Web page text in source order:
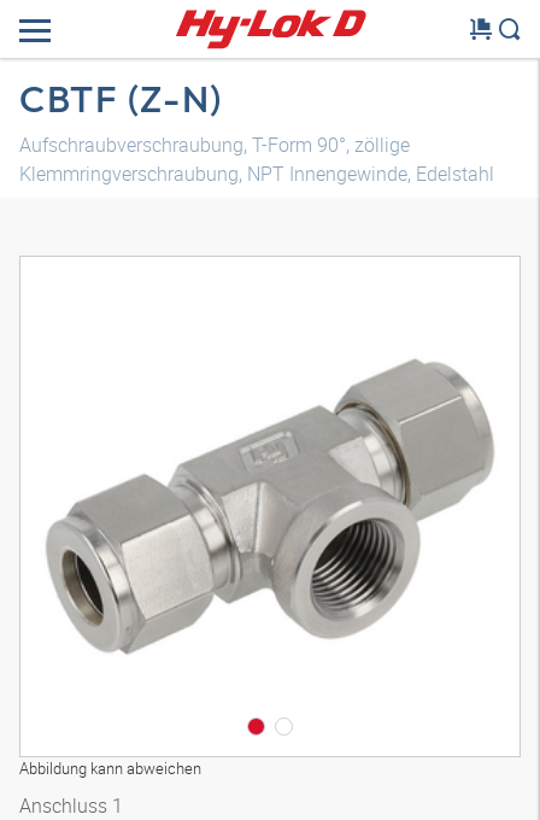
CBTF (Z-N)
Aufschraubverschraubung, T-Form 90°, zöllige
Klemmringverschraubung, NPT Innengewinde, Edelstahl
Abbildung kann abweichen
Anschluss 1